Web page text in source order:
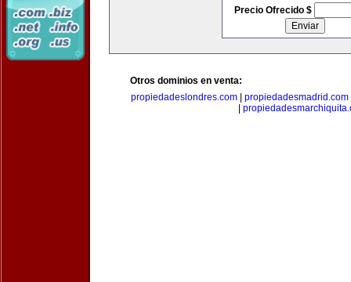
Precio Ofrecido $
Otros dominios en venta:
propiedadeslondres.com
propiedadesmadrid.com